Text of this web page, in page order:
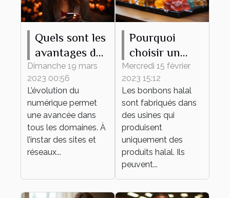
Quels sont les
avantages du
recours à un
site de
rencontre ?
Dimanche 19 mars
2023 00:56
L’évolution du
numérique permet
une avancée dans
tous les domaines. À
l’instar des sites et
réseaux...
Pourquoi
choisir un
bonbon halal
?
Mercredi 15 février
2023 15:12
Les bonbons halal
sont fabriqués dans
des usines qui
produisent
uniquement des
produits halal. Ils
peuvent...